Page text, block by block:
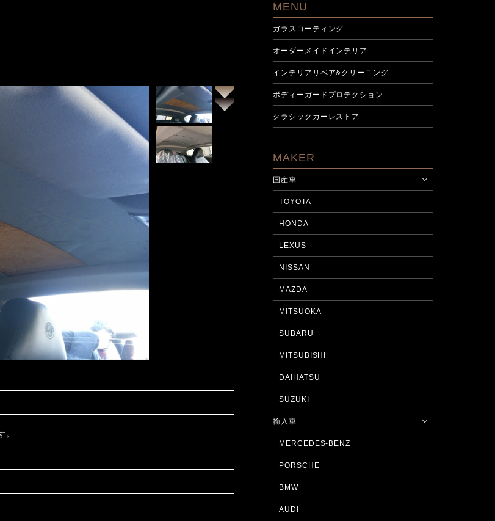
施工前
施工後
。
MENU
ガラスコーティング
オーダーメイドインテリア
インテリアリペア&クリーニング
ボディーガードプロテクション
クラシックカーレストア
MAKER
国産車
TOYOTA
HONDA
LEXUS
NISSAN
MAZDA
MITSUOKA
SUBARU
MITSUBISHI
DAIHATSU
SUZUKI
輸入車
MERCEDES-BENZ
PORSCHE
BMW
AUDI